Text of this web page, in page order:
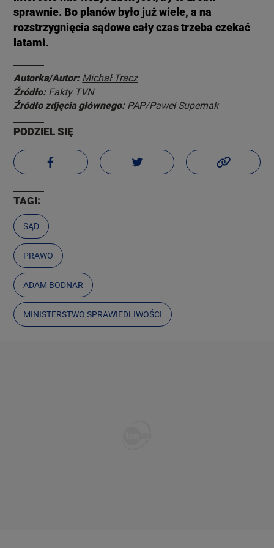
sprawnie. Bo planów było już wiele, a na
rozstrzygnięcia sądowe cały czas trzeba czekać
latami.
Autorka/Autor: Michał Tracz
Źródło: Fakty TVN
Źródło zdjęcia głównego: PAP/Paweł Supernak
PODZIEL SIĘ
TAGI:
SĄD
PRAWO
ADAM BODNAR
MINISTERSTWO SPRAWIEDLIWOŚCI